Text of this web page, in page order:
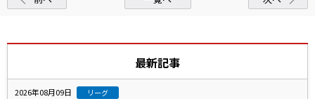
最新記事
2026年08月09日 リーグ